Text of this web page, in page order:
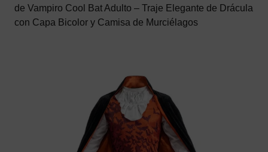
de Vampiro Cool Bat Adulto – Traje Elegante de Drácula
con Capa Bicolor y Camisa de Murciélagos